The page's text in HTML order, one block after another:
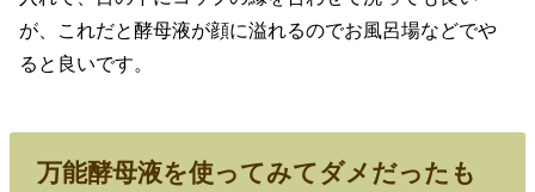
が、これだと酵母液が顔に溢れるのでお風呂場などでや
ると良いです。
万能酵母液を使ってみてダメだったも